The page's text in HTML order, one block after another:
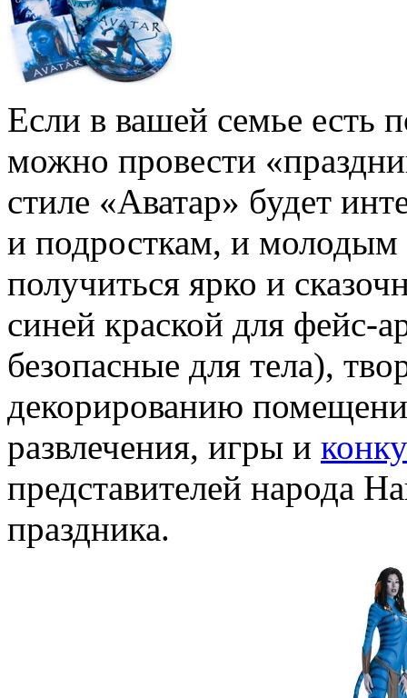
Если в вашей семье есть
можно провести
стиле «Аватар» будет
и подросткам, и
получиться ярко и
синей краской для фейс-
безопасные для тела),
декорированию
развлечения, игры и
представителей народа
праздника.